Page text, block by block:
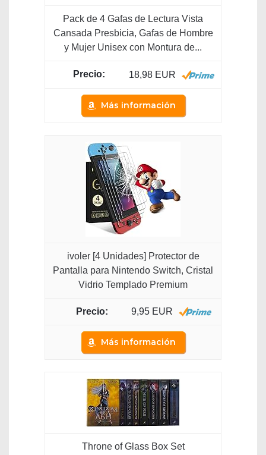
Pack de 4 Gafas de Lectura Vista
Cansada Presbicia, Gafas de Hombre
y Mujer Unisex con Montura de...
18,98 EUR
Más información
ivoler [4 Unidades] Protector de
Pantalla para Nintendo Switch, Cristal
Vidrio Templado Premium
9,95 EUR
Más información
Throne of Glass Box Set